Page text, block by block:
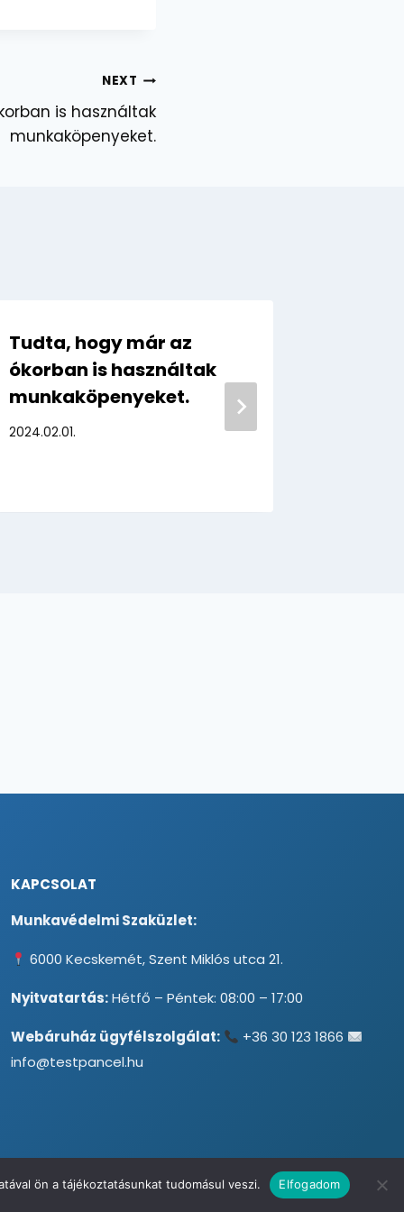
NEXT
is használtak
munkaköpenyeket.
Tudta, hogy már az
ókorban is használtak
munkaköpenyeket.
2024.02.01.
KAPCSOLAT
Munkavédelmi Szaküzlet:
6000 Kecskemét, Szent Miklós utca 21.
Nyitvatartás:Hétfő – Péntek: 08:00 – 17:00
Webáruház ügyfélszolgálat:
+36 30 123 1866
info@testpancel.hu
ön a tájékoztatásunkat tudomásul veszi. Elfogadom